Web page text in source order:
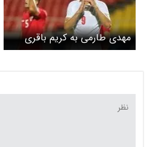
مهدی طارمی به کریم باقری
رسید